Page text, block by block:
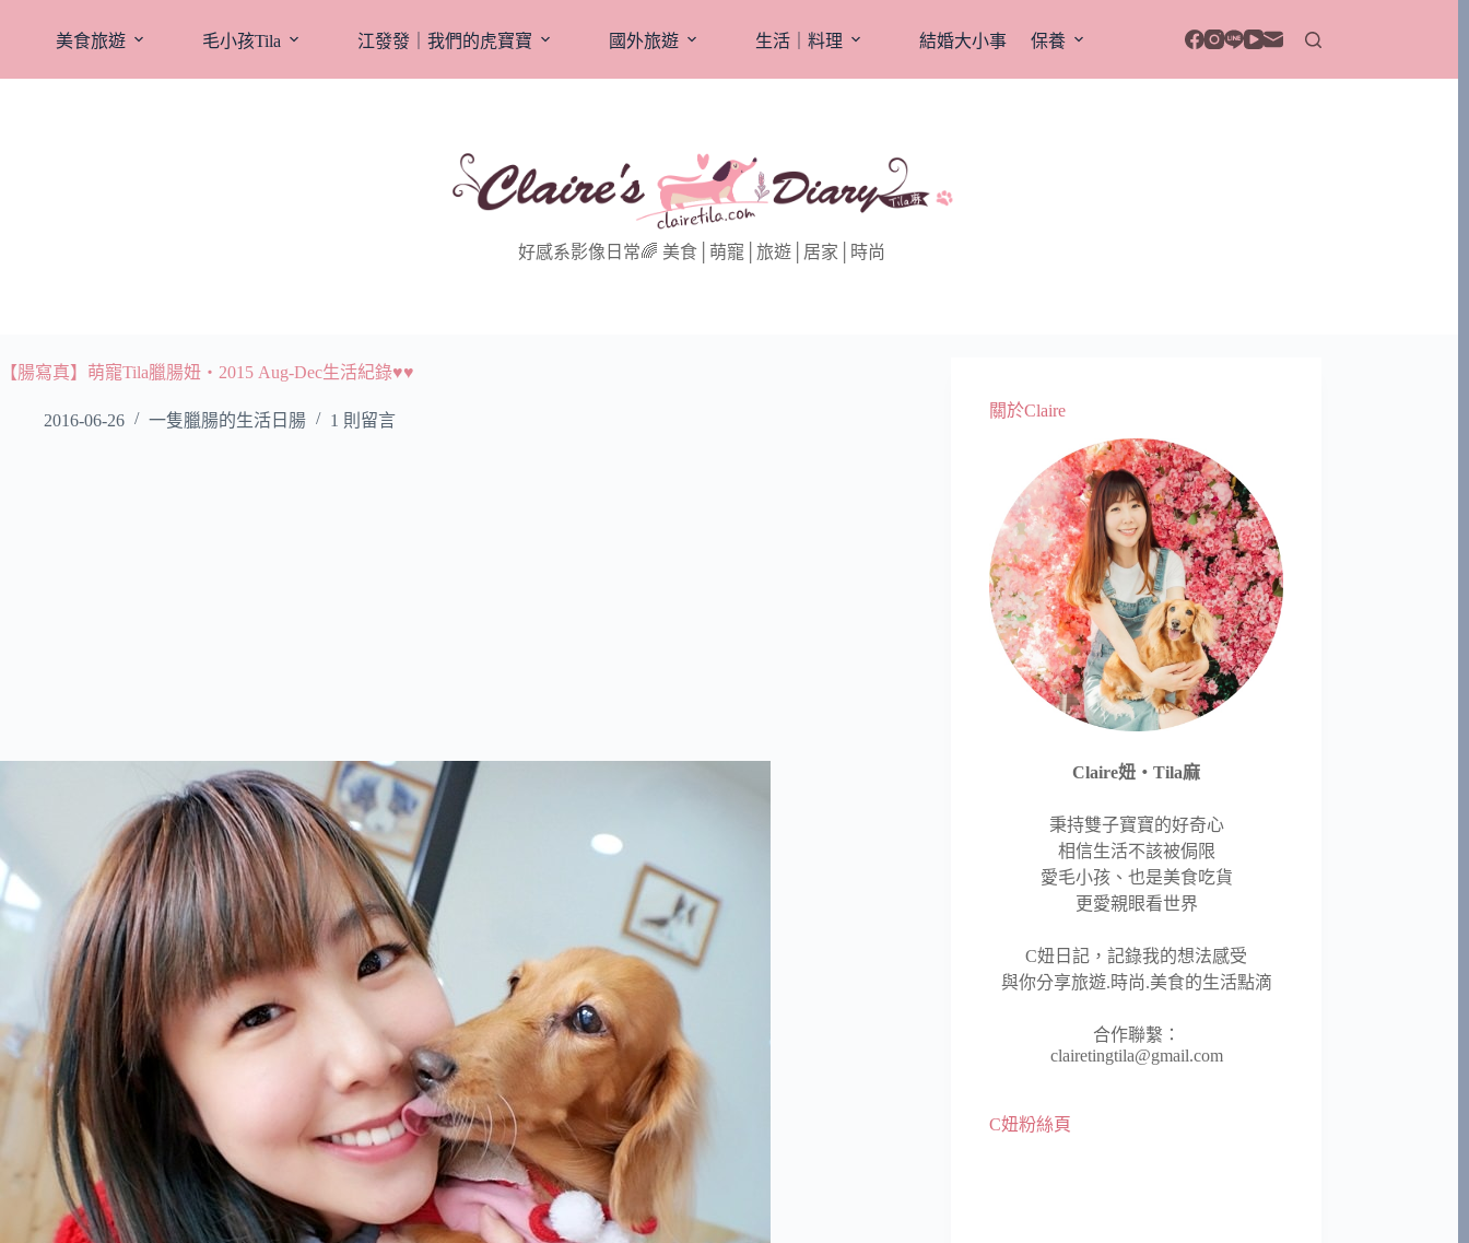
美食旅遊 毛小孩Tila 江發發｜我們的虎寶寶 國外旅遊 生活｜料理 結婚大小事 保養
好感系影像日常🌈 美食│萌寵│旅遊│居家│時尚
【腸寫真】萌寵Tila臘腸妞‧2015 Aug-Dec生活紀錄♥♥
2016-06-26 一隻臘腸的生活日腸 1 則留言
關於Claire
Claire妞‧Tila麻
秉持雙子寶寶的好奇心
相信生活不該被侷限
愛毛小孩、也是美食吃貨
更愛親眼看世界
C妞日記，記錄我的想法感受
與你分享旅遊.時尚.美食的生活點滴
合作聯繫：
clairetingtila@gmail.com
C妞粉絲頁